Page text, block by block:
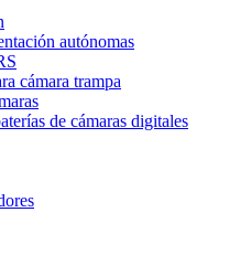
autónomas
cámara trampa
de cámaras digitales